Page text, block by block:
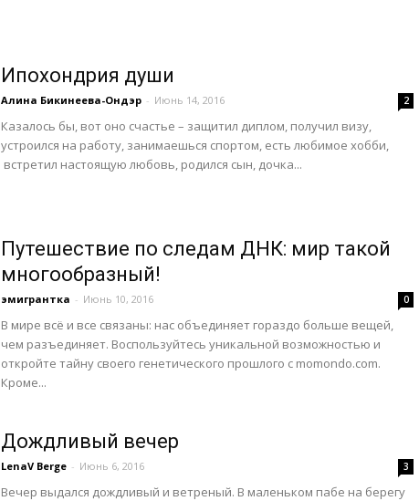
эмигрантка"
Ипохондрия души
Алина Бикинеева-Ондэр - Июнь 14, 2016 2
Казалось бы, вот оно счастье – защитил диплом, получил визу,
устроился на работу, занимаешься спортом, есть любимое хобби,
встретил настоящую любовь, родился сын, дочка...
Путешествие по следам ДНК: мир такой
многообразный!
эмигрантка - Июнь 10, 2016 0
В мире всё и все связаны: нас объединяет гораздо больше вещей,
чем разъединяет. Воспользуйтесь уникальной возможностью и
откройте тайну своего генетического прошлого с momondo.com.
Кроме...
Дождливый вечер
LenaV Berge - Июнь 6, 2016 3
Вечер выдался дождливый и ветреный. В маленьком пабе на берегу